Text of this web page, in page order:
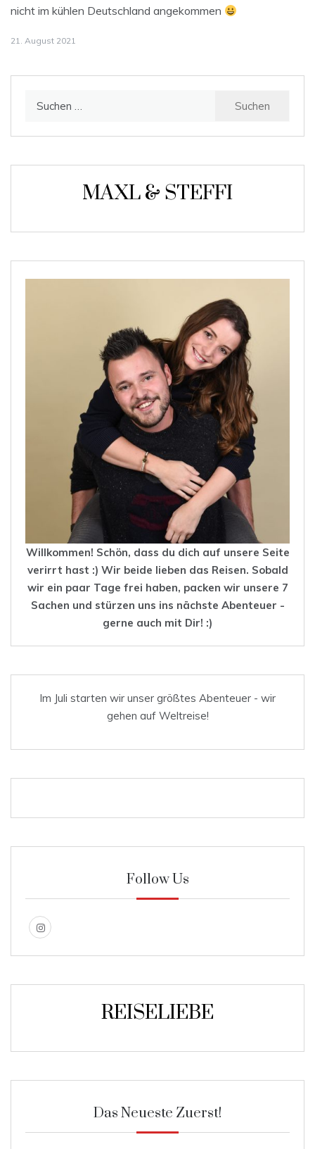
nicht im kühlen Deutschland angekommen
21. August 2021
MAXL & STEFFI
Willkommen! Schön, dass du dich auf unsere Seite
verirrt hast :) Wir beide lieben das Reisen. Sobald
wir ein paar Tage frei haben, packen wir unsere 7
Sachen und stürzen uns ins nächste Abenteuer -
gerne auch mit Dir! :)
Im Juli starten wir unser größtes Abenteuer - wir
gehen auf Weltreise!
Follow Us
REISELIEBE
Das Neueste Zuerst!